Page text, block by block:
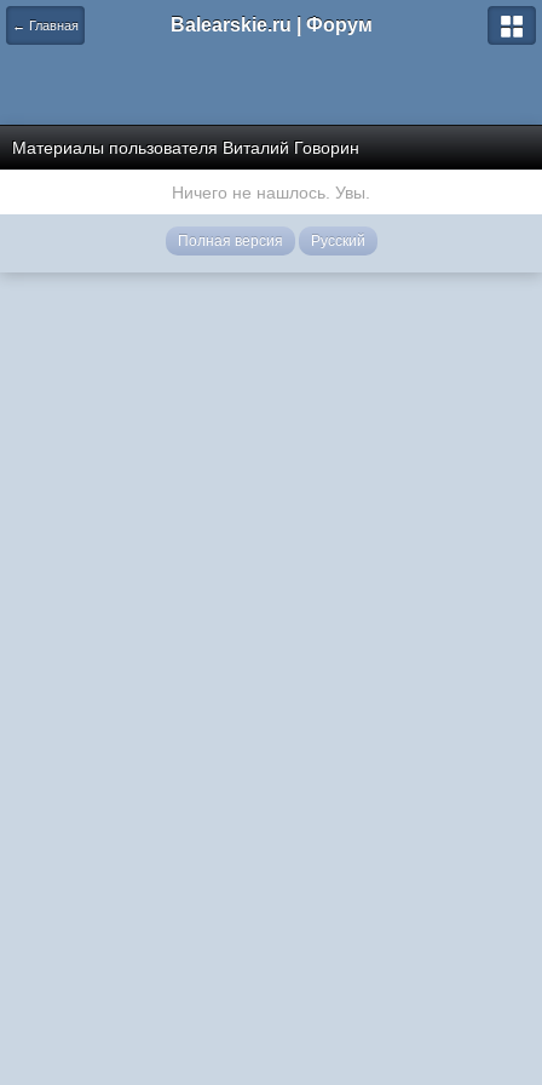
← Главная Balearskie.ru | Форум
Материалы пользователя Виталий Говорин
Ничего не нашлось. Увы.
Полная версия Русский